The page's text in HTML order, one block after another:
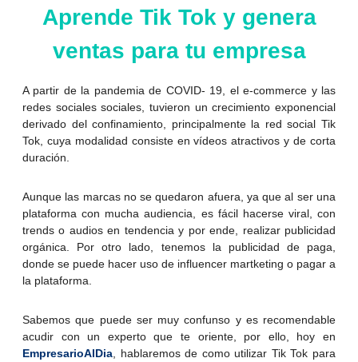
Aprende Tik Tok y genera
ventas para tu empresa
A partir de la pandemia de COVID- 19, el e-commerce y las
redes sociales sociales, tuvieron un crecimiento exponencial
derivado del confinamiento, principalmente la red social Tik
Tok, cuya modalidad consiste en vídeos atractivos y de corta
duración.
Aunque las marcas no se quedaron afuera, ya que al ser una
plataforma con mucha audiencia, es fácil hacerse viral, con
trends o audios en tendencia y por ende, realizar publicidad
orgánica. Por otro lado, tenemos la publicidad de paga,
donde se puede hacer uso de influencer martketing o pagar a
la plataforma.
Sabemos que puede ser muy confunso y es recomendable
acudir con un experto que te oriente, por ello, hoy en
EmpresarioAlDia , hablaremos de como utilizar Tik Tok para